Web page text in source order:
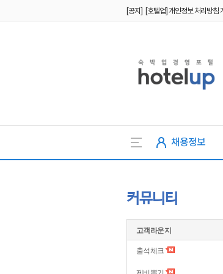
채용정보
커뮤니티
고객라운지
출석체크